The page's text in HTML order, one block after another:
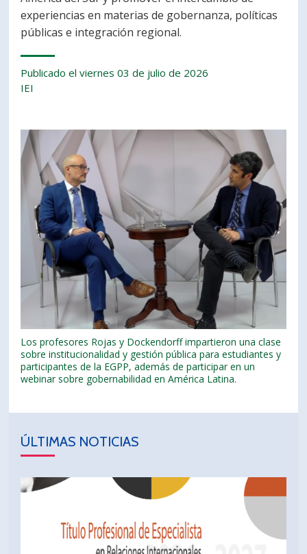
Los profesores Rojas y Dockendorff impartieron una clase
sobre institucionalidad y gestión pública para estudiantes y
participantes de la EGPP, además de participar en un
webinar sobre gobernabilidad en América Latina.
experiencias en materias de gobernanza, políticas
públicas e integración regional.
Publicado el viernes 03 de julio de 2026
IEI
ÚLTIMAS NOTICIAS